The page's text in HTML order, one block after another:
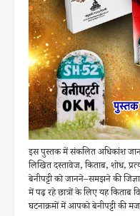
इस पुस्तक में संकलित अधिकांश
लिखित दस्तावेज, किताब, शोध,
बेनीपट्टी को जानने–समझने की
में पढ़ रहे छात्रों के लिए यह किताब
घटनाक्रमों में आपको बेनीपट्टी की